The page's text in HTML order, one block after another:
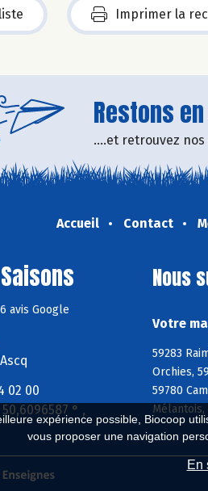
expérience possible, Biocoop
vous proposer une navigation
En
Imprimer la
Restons
....et retrouvez
Accueil Contact
avis Google
02 00
50,6096587 ° ,
Nous
Votre
59283
Orchies,
59780
Mélantois,